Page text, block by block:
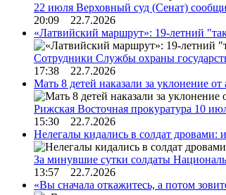
22 июля Верховный суд (Сенат)
20:09 22.7.2026
«Латвийский маршрут»: 19-летний
Сотрудники Службы охраны
17:38 22.7.2026
Мать 8 детей наказали за уклонение
Рижская Восточная прокуратура 10
15:30 22.7.2026
Нелегалы кидались в солдат дровами:
За минувшие сутки солдаты
13:57 22.7.2026
«Вы сначала откажитесь, а потом